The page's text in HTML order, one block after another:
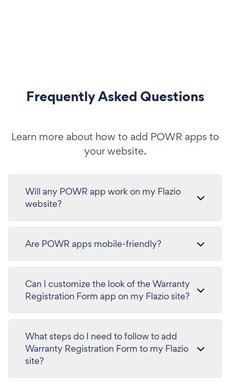
Frequently Asked Questions
Learn more about how to add POWR apps to
your website.
Will any POWR app work on my Flazio
website?
Are POWR apps mobile-friendly?
Can I customize the look of the Warranty
Registration Form app on my Flazio site?
What steps do I need to follow to add
Warranty Registration Form to my Flazio
site?